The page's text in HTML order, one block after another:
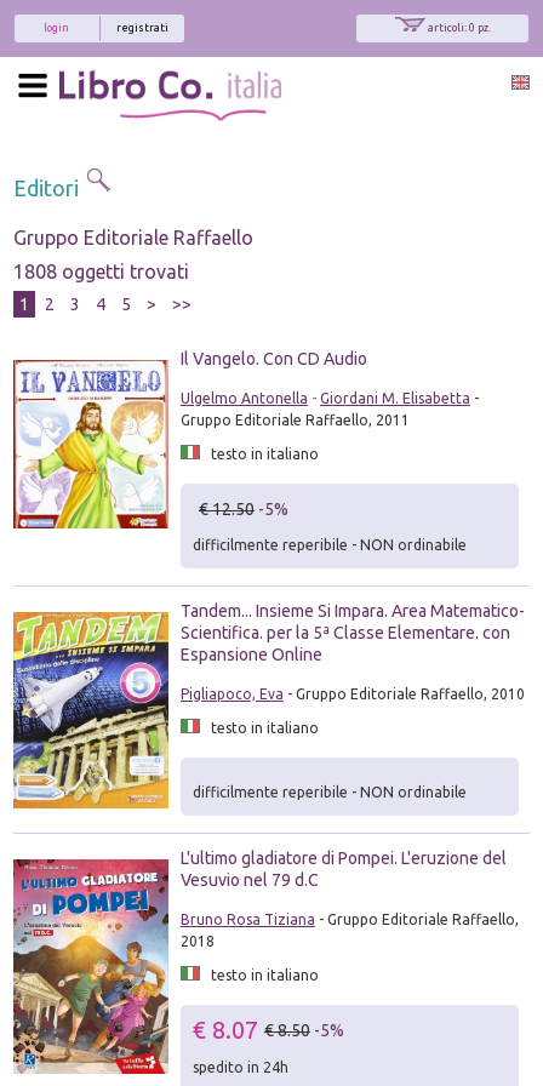
articoli: 0 pz.
registrati
login
Editori
Gruppo Editoriale Raffaello
1808 oggetti trovati
1 2 3 4 5 > >>
Il Vangelo. Con CD Audio
Ulgelmo Antonella - Giordani M. Elisabetta -
Gruppo Editoriale Raffaello, 2011
testo in italiano
€ 12.50 -5%
difficilmente reperibile - NON ordinabile
Tandem... Insieme Si Impara. Area Matematico-
Scientifica. per la 5ª Classe Elementare. con
Espansione Online
Pigliapoco, Eva - Gruppo Editoriale Raffaello, 2010
testo in italiano
difficilmente reperibile - NON ordinabile
L'ultimo gladiatore di Pompei. L'eruzione del
Vesuvio nel 79 d.C
Bruno Rosa Tiziana - Gruppo Editoriale Raffaello,
2018
testo in italiano
€ 8.07 € 8.50 -5%
spedito in 24h